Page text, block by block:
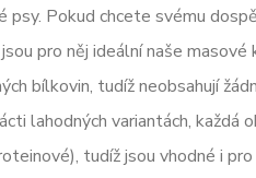
psy. Pokud chcete svému
pro něj ideální naše
bílkovin, tudíž neobsahují
lahodných variantách, každá
tudíž jsou vhodné i